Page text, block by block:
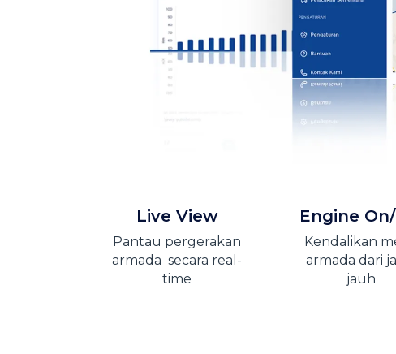
Live View
Pantau pergerakan
armada secara real-
time
Engine
Kendalikan
armada dari
jauh